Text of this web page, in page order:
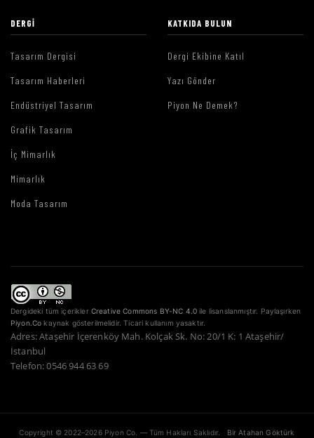
DERGI
Tasarım Dergisi
Tasarım Haberleri
Endüstriyel Tasarım
Grafik Tasarım
İç Mimarlık
Mimarlık
Moda Tasarım
KATKIDA BULUN
Dergi Ekibine Katıl
Yazı Gönder
Piyon Ne Demek?
Dergideki tüm içerikler Creative Commons BY-NC 4.0 ile lisanslanmıştır. Paylaşırken
Piyon.Co kaynak gösterilmelidir. Ticari kullanım yasaktır.
Adres: Ataşehir İçerenköy Mah. Kolçak Sk. No: 20/1 K: 1 Ataşehir/
İstanbul
Telefon: 0546 944 63 69
Copyright © 2022–2026 Piyon Co. — Tüm Hakları Saklıdır. Bir Atahan Göktürk